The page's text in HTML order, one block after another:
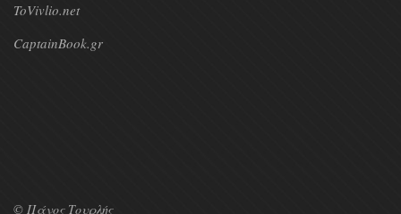
ToVivlio.net
CaptainBook.gr
© Πάνος Τουρλής